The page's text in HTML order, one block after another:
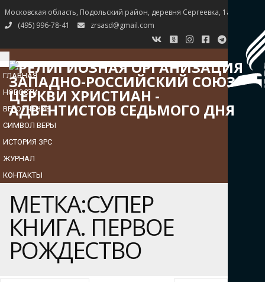
Московская область, Подольский район, деревня Сергеевка, 1а
(495) 996-78-41
zrsasd@gmail.com
TOGGLE
NAVIGATION
ГЛАВНАЯ
НОВОСТИ
ВЕРОУЧЕНИЕ
СИМВОЛ ВЕРЫ
ИСТОРИЯ ЗРС
ЖУРНАЛ
КОНТАКТЫ
МЕТКА:СУПЕР
КНИГА. ПЕРВОЕ
РОЖДЕСТВО